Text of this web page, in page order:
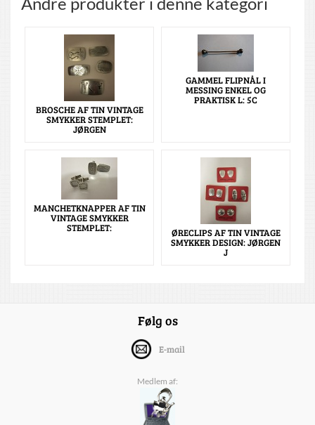
BROSCHE AF TIN VINTAGE
SMYKKER STEMPLET:
JØRGEN
GAMMEL FLIPNÅL I
MESSING ENKEL OG
PRAKTISK L: 5C
MANCHETKNAPPER AF TIN
VINTAGE SMYKKER
STEMPLET: ØRECLIPS AF TIN VINTAGE
SMYKKER DESIGN: JØRGEN
J
Følg os
E-mail
Medlem af: